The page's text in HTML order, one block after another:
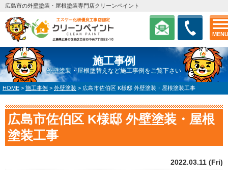
MENU
広島市の外壁塗装・屋根塗装専門店クリーンペイント
施工事例
外壁塗装・屋根塗替えなど施工事例をご覧下さい
HOME > 施工事例 > 外壁塗装 > 広島市佐伯区 K様邸 外壁塗装・屋根塗装工事
広島市佐伯区 K様邸 外壁塗装・屋根
塗装工事
2022.03.11 (Fri)